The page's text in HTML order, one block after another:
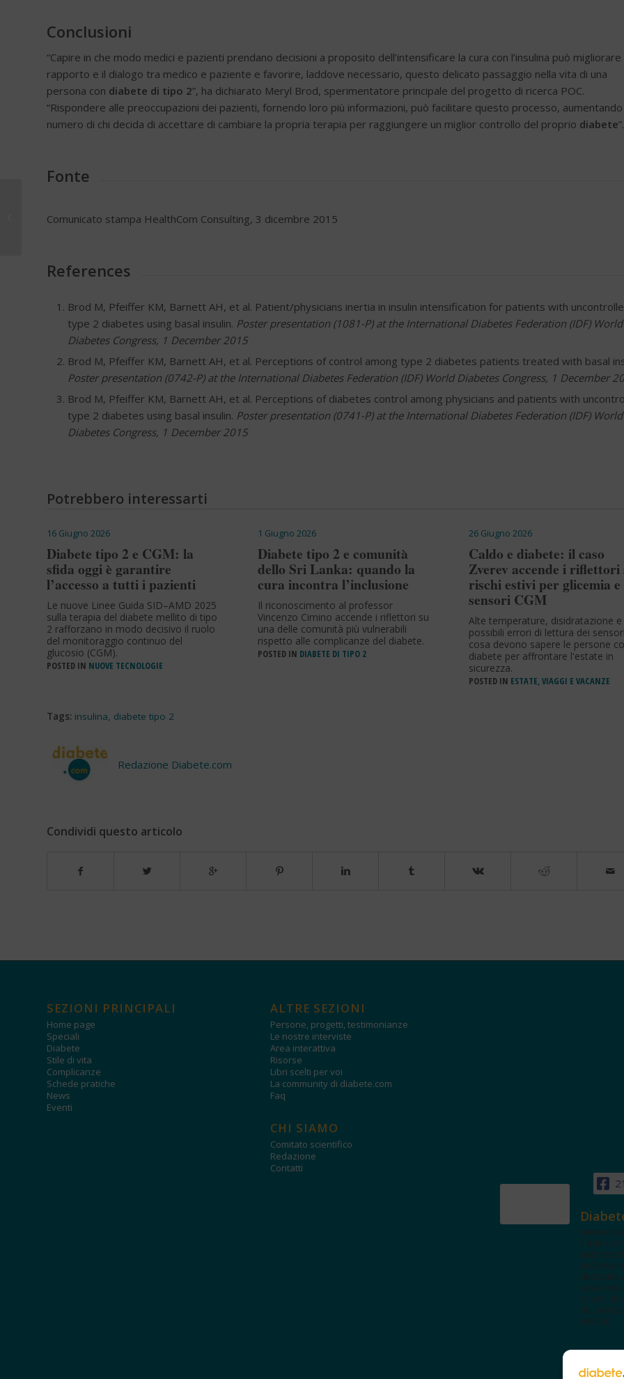
Conclusioni
“Capire in che modo medici e pazienti prendano decisioni a proposito dell’intensificare la cura con l’insulina può migliorare
rapporto e il dialogo tra medico e paziente e favorire, laddove necessario, questo delicato passaggio nella vita di una
persona con diabete di tipo 2”, ha dichiarato Meryl Brod, sperimentatore principale del progetto di ricerca POC.
“Rispondere alle preoccupazioni dei pazienti, fornendo loro più informazioni, può facilitare questo processo, aumentando
numero di chi decida di accettare di cambiare la propria terapia per raggiungere un miglior controllo del proprio diabete”.
Fonte
Comunicato stampa HealthCom Consulting, 3 dicembre 2015
References
Brod M, Pfeiffer KM, Barnett AH, et al. Patient/physicians inertia in insulin intensification for patients with
type 2 diabetes using basal insulin. Poster presentation (1081-P) at the International Diabetes Federation (IDF) World
Diabetes Congress, 1 December 2015
Brod M, Pfeiffer KM, Barnett AH, et al. Perceptions of control among type 2 diabetes patients treated with basal
Poster presentation (0742-P) at the International Diabetes Federation (IDF) World Diabetes Congress, 1 December
Brod M, Pfeiffer KM, Barnett AH, et al. Perceptions of diabetes control among physicians and patients with
type 2 diabetes using basal insulin. Poster presentation (0741-P) at the International Diabetes Federation (IDF) World
Diabetes Congress, 1 December 2015
Potrebbero interessarti
16 Giugno 2026
Diabete tipo 2 e CGM: la
sfida oggi è garantire
l’accesso a tutti i pazienti
Le nuove Linee Guida SID–AMD 2025
sulla terapia del diabete mellito di tipo
2 rafforzano in modo decisivo il ruolo
del monitoraggio continuo del
glucosio (CGM).
POSTED IN NUOVE TECNOLOGIE
1 Giugno 2026
Diabete tipo 2 e comunità
dello Sri Lanka: quando la
cura incontra l’inclusione
Il riconoscimento al professor
Vincenzo Cimino accende i riflettori su
una delle comunità più vulnerabili
rispetto alle complicanze del diabete.
POSTED IN DIABETE DI TIPO 2
26 Giugno 2026
Caldo e diabete: il caso
Zverev accende i riflettori
rischi estivi per glicemia e
sensori CGM
Alte temperature, disidratazione e
possibili errori di lettura dei
cosa devono sapere le persone
diabete per affrontare l'estate in
sicurezza.
POSTED IN ESTATE, VIAGGI E VACANZE
Tags: insulina, diabete tipo 2
Redazione Diabete.com
Condividi questo articolo
SEZIONI PRINCIPALI
Home page
Speciali
Diabete
Stile di vita
Complicanze
Schede pratiche
News
Eventi
ALTRE SEZIONI
Persone, progetti, testimonianze
Le nostre interviste
Area interattiva
Risorse
Libri scelti per voi
La community di diabete.com
Faq
CHI SIAMO
Comitato scientifico
Redazione
Contatti
Tanti
un'area
dedicata
spazi
e test.
NL per
novità!
coma diabetico dalla